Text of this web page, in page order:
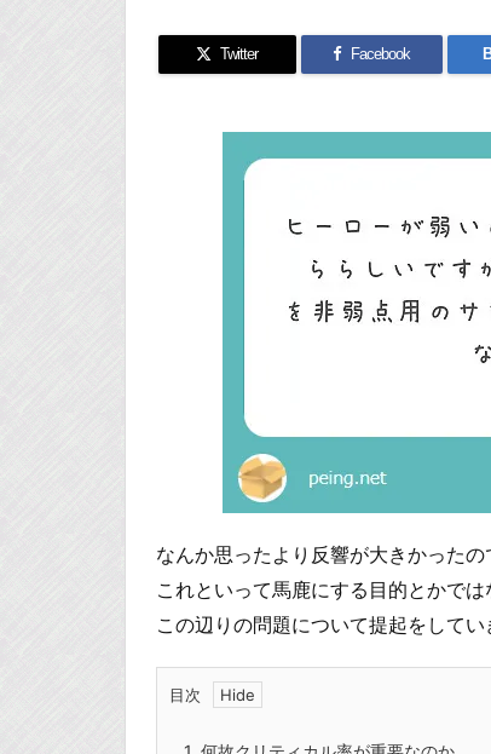
Twitter Facebook
なんか思ったより反響が大きかったの
これといって馬鹿にする目的とかで
この辺りの問題について提起をして
目次